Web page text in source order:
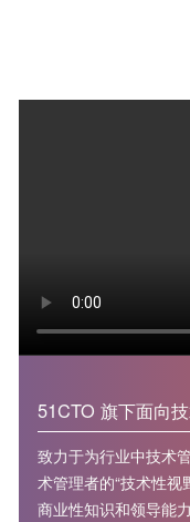
51CTO 旗下面向
致力于为行业中技术
术管理者的“技术性视
商业性知识和领导能